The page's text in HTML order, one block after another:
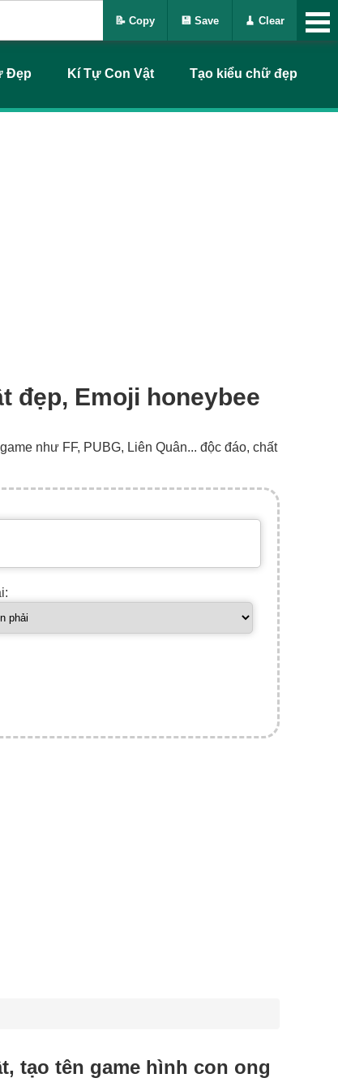
Đẹp Kí Tự Con Vật Tạo kiểu chữ đẹp
đẹp, Emoji honeybee
như FF, PUBG, Liên Quân... độc đáo, chất
tạo tên game hình con ong
📝 Copy 💾 Save 🧹 Clear